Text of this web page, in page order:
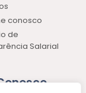
conosco
de
Salarial